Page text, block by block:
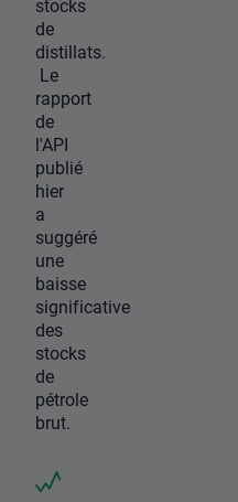
stocks
de
distillats.
Le
rapport
de
l'API
publié
hier
a
suggéré
une
baisse
significative
des
stocks
de
pétrole
brut.